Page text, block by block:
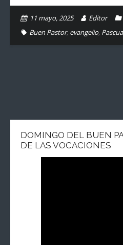
11 mayo, 2025 Editor
Buen Pastor, evangelio, Pascua
DOMINGO DEL BUEN
DE LAS VOCACIONES